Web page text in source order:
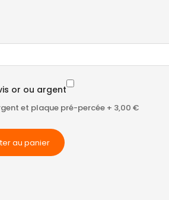
or ou argent
et plaque pré-percée + 3,00 €
au panier